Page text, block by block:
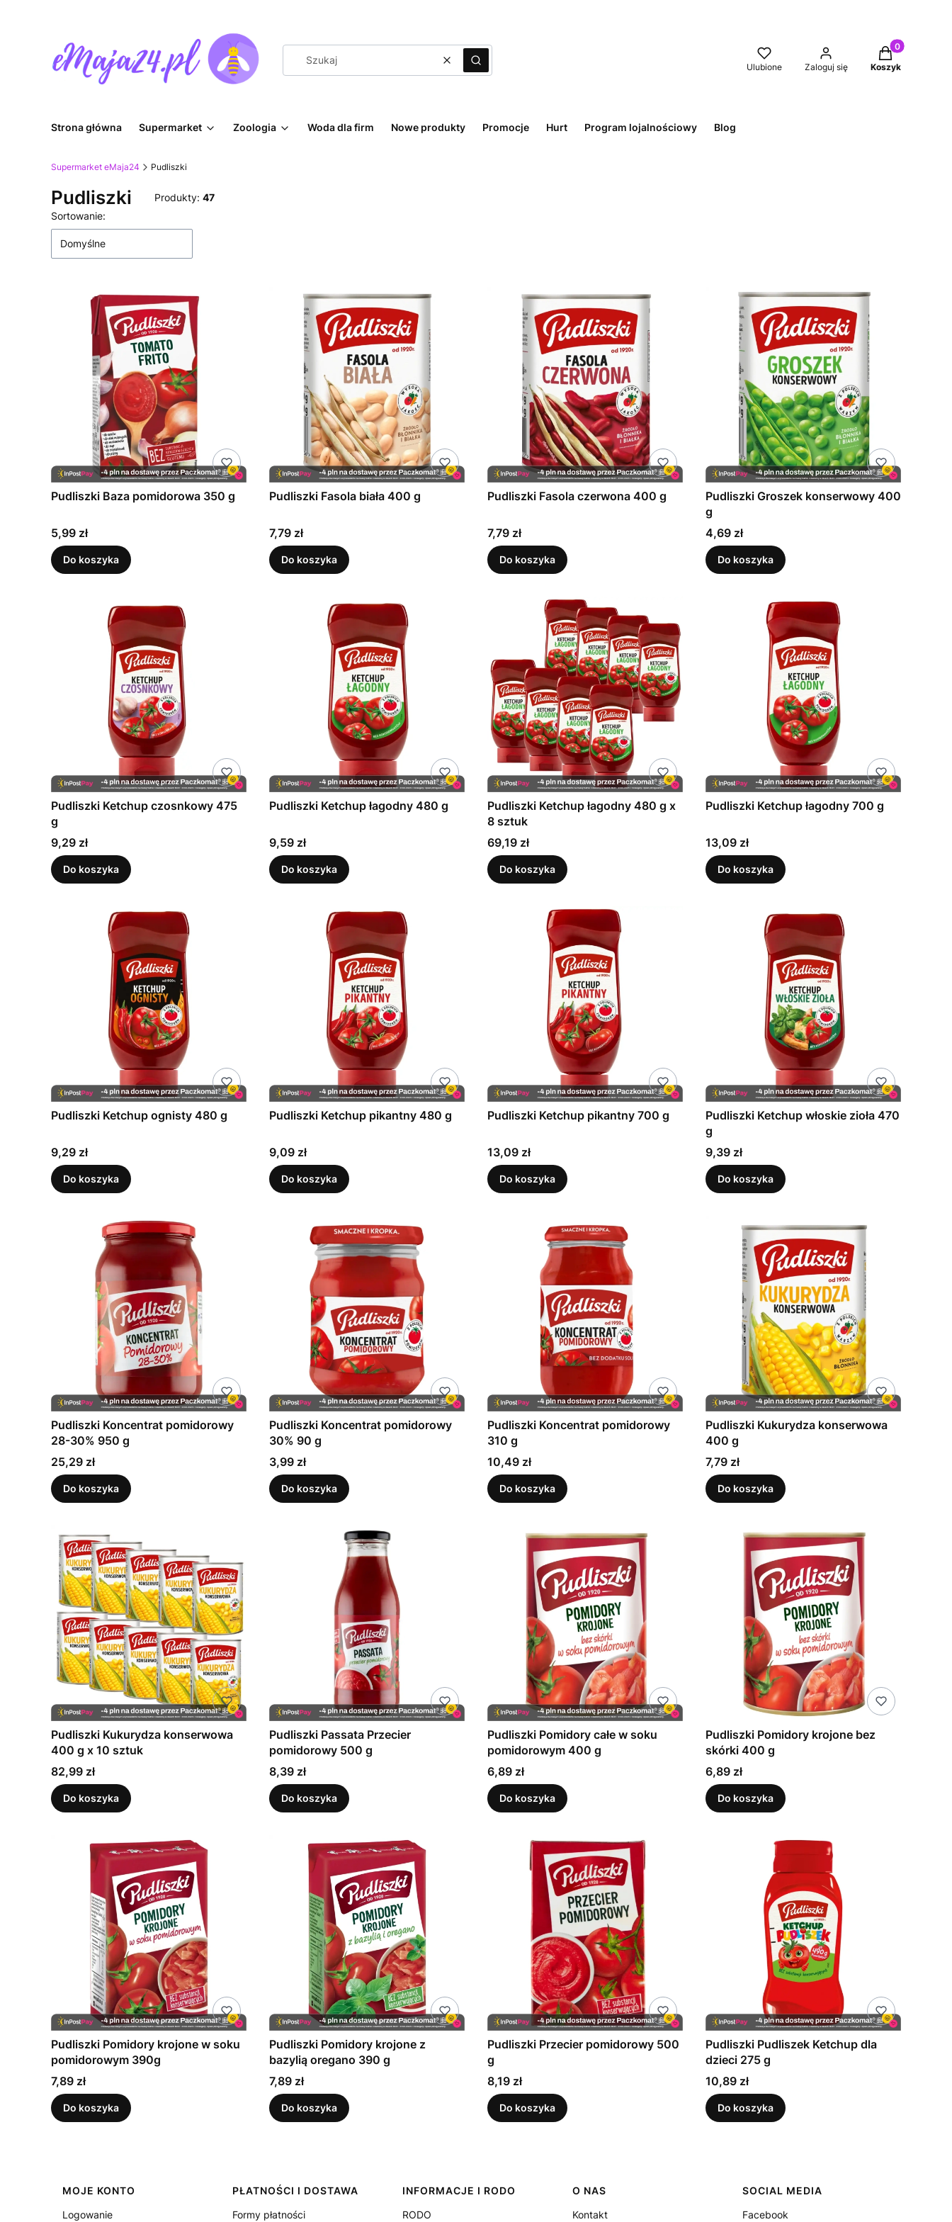
WyczyśćSzukaj Ulubione Zaloguj się
Produkty w
Koszyk
Strona główna Supermarket Zoologia Woda dla firm Nowe produkty Promocje Hurt Program lojalnościowy Blog
Supermarket eMaja24 Pudliszki
Pudliszki Produkty: 47
Lista produktów
Sortowanie:
Domyślne
Pudliszki Baza pomidorowa 350 g
Cena
5,99 zł
Do koszyka
Pudliszki Fasola biała 400 g
Cena
7,79 zł
Do koszyka
Pudliszki Fasola czerwona 400 g
Cena
7,79 zł
Do koszyka
Pudliszki Groszek konserwowy 400
g
Cena
4,69 zł
Do koszyka
Pudliszki Ketchup czosnkowy 475
g
Cena
9,29 zł
Do koszyka
Pudliszki Ketchup łagodny 480 g
Cena
9,59 zł
Do koszyka
Pudliszki Ketchup łagodny 480 g x
8 sztuk
Cena
69,19 zł
Do koszyka
Pudliszki Ketchup łagodny 700 g
Cena
13,09 zł
Do koszyka
Pudliszki Ketchup ognisty 480 g
Cena
9,29 zł
Do koszyka
Pudliszki Ketchup pikantny 480 g
Cena
9,09 zł
Do koszyka
Pudliszki Ketchup pikantny 700 g
Cena
13,09 zł
Do koszyka
Pudliszki Ketchup włoskie zioła 470
g
Cena
9,39 zł
Do koszyka
Pudliszki Koncentrat pomidorowy
28-30% 950 g
Cena
25,29 zł
Do koszyka
Pudliszki Koncentrat pomidorowy
30% 90 g
Cena
3,99 zł
Do koszyka
Pudliszki Koncentrat pomidorowy
310 g
Cena
10,49 zł
Do koszyka
Pudliszki Kukurydza konserwowa
400 g
Cena
7,79 zł
Do koszyka
Pudliszki Kukurydza konserwowa
400 g x 10 sztuk
Cena
82,99 zł
Do koszyka
Pudliszki Passata Przecier
pomidorowy 500 g
Cena
8,39 zł
Do koszyka
Pudliszki Pomidory całe w soku
pomidorowym 400 g
Cena
6,89 zł
Do koszyka
Pudliszki Pomidory krojone bez
skórki 400 g
Cena
6,89 zł
Do koszyka
Pudliszki Pomidory krojone w soku
pomidorowym 390g
Cena
7,89 zł
Do koszyka
Pudliszki Pomidory krojone z
bazylią oregano 390 g
Cena
7,89 zł
Do koszyka
Pudliszki Przecier pomidorowy 500
g
Cena
8,19 zł
Do koszyka
Pudliszki Pudliszek Ketchup dla
dzieci 275 g
Cena
10,89 zł
Do koszyka
Linki w stopce
MOJE KONTO
Logowanie
PŁATNOŚCI I DOSTAWA
Formy płatności
INFORMACJE I RODO
RODO
O NAS
Kontakt
SOCIAL MEDIA
Facebook